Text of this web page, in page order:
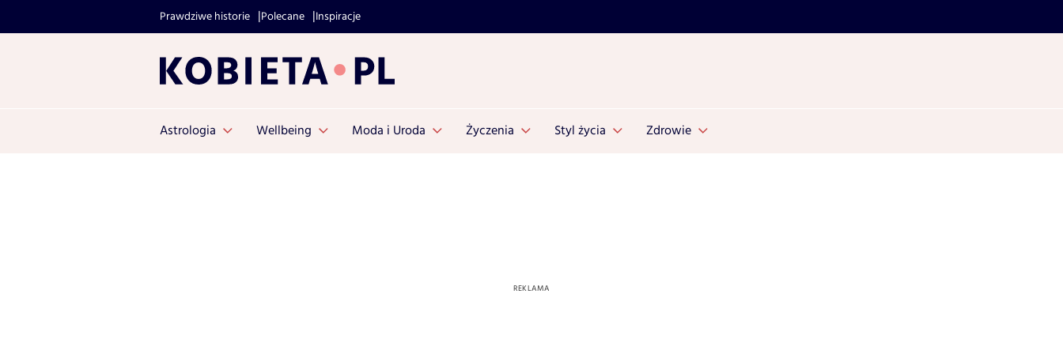
Prawdziwe historie Polecane Inspiracje
Astrologia Wellbeing Moda i Uroda Życzenia Styl życia Zdrowie